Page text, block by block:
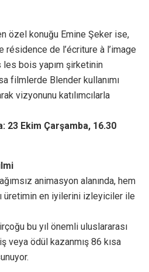
özel konuğu Emine Şeker ise,
résidence de l’écriture à l’image
bois yapım şirketinin
filmlerde Blender kullanımı
vizyonunu katılımcılarla
23 Ekim Çarşamba, 16.30
animasyon alanında, hem
üretimin en iyilerini izleyiciler ile
bu yıl önemli uluslararası
ödül kazanmış 86 kısa